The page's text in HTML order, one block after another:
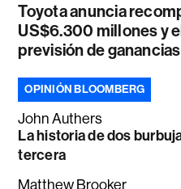
Toyota anuncia
US$6.300 millones y
previsión de ganancias
OPINIÓN BLOOMBERG
John Authers
La historia de dos
tercera
Matthew Brooker